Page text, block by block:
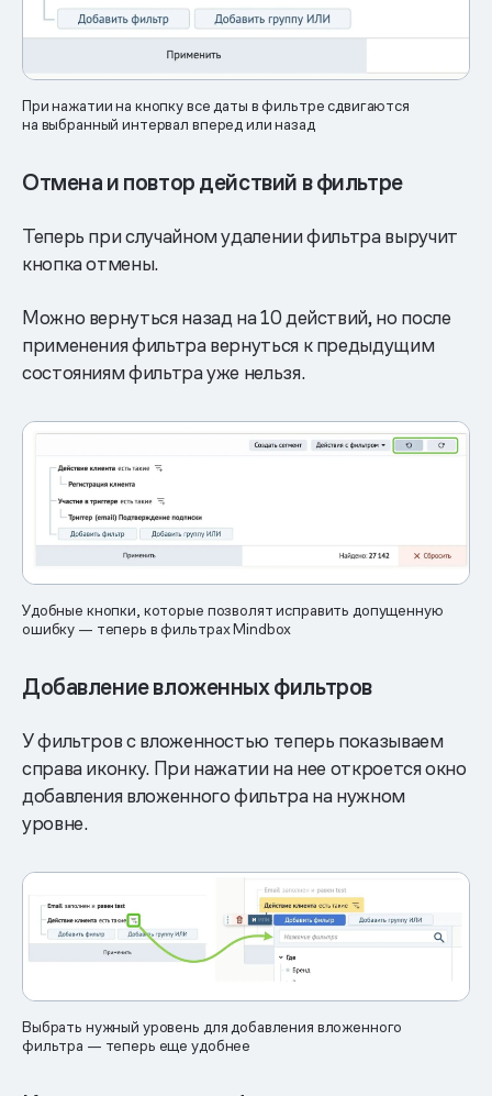
При нажатии на кнопку все даты в фильтре сдвигаются
на выбранный интервал вперед или назад
Отмена и повтор действий в фильтре
Теперь при случайном удалении фильтра выручит
кнопка отмены.
Можно вернуться назад на 10 действий, но после
применения фильтра вернуться к предыдущим
состояниям фильтра уже нельзя.
Удобные кнопки, которые позволят исправить допущенную
ошибку — теперь в фильтрах Mindbox
Добавление вложенных фильтров
У фильтров с вложенностью теперь показываем
справа иконку. При нажатии на нее откроется окно
добавления вложенного фильтра на нужном
уровне.
Выбрать нужный уровень для добавления вложенного
фильтра — теперь еще удобнее